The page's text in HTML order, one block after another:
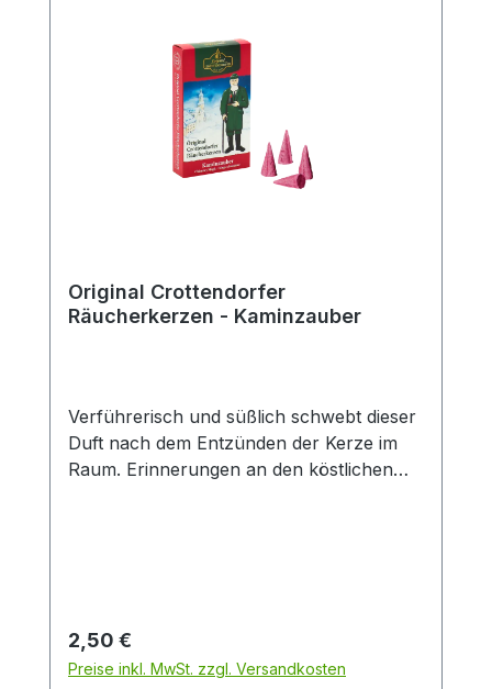
Original Crottendorfer
Räucherkerzen - Kaminzauber
Verführerisch und süßlich schwebt dieser
Duft nach dem Entzünden der Kerze im
Raum. Erinnerungen an den köstlichen
Regulärer Preis:
2,50 €
Preise inkl. MwSt. zzgl. Versandkosten